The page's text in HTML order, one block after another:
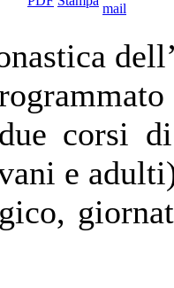
dell
corsi
e